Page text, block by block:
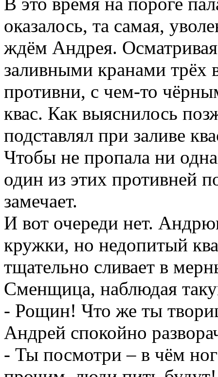
противни, с чем-то
квас. Как выяснилось
подставлял при заливе
Чтобы не пропала ни
один из этих противней
замечает.
И вот очереди нет.
кружки, но недопитый
тщательно сливает в
Сменщица, наблюдая
- Рощин! Что же ты
Андрей спокойно
- Ты посмотри – в чём
прочим, люди пить будут!
Мне захотелось сбежать
данное жене обещание и
подругу жены.